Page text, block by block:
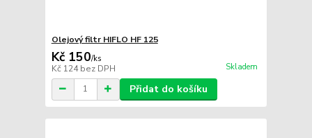
Olejový filtr HIFLO HF 125
Kč 150/ks
Kč 124bez DPH Skladem
Přidat do košíku